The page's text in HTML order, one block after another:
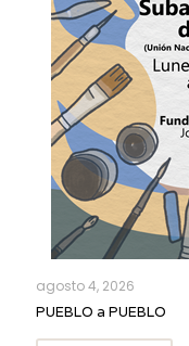
agosto 4, 2026
PUEBLO a PUEBLO